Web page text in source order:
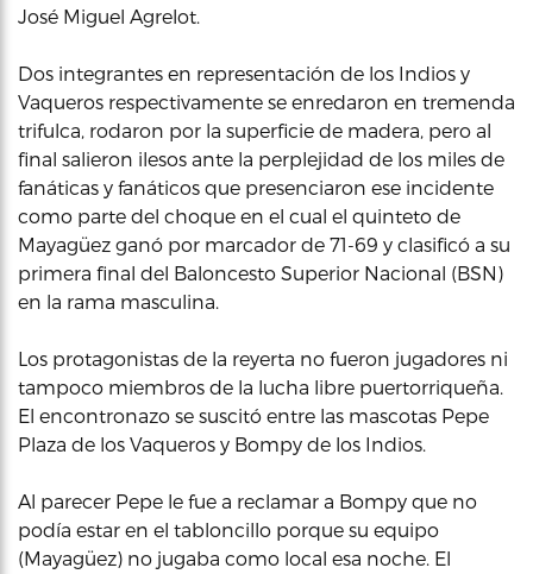
José Miguel Agrelot.
Dos integrantes en representación de los Indios y
Vaqueros respectivamente se enredaron en tremenda
trifulca, rodaron por la superficie de madera, pero al
final salieron ilesos ante la perplejidad de los miles de
fanáticas y fanáticos que presenciaron ese incidente
como parte del choque en el cual el quinteto de
Mayagüez ganó por marcador de 71-69 y clasificó a su
primera final del Baloncesto Superior Nacional (BSN)
en la rama masculina.
Los protagonistas de la reyerta no fueron jugadores ni
tampoco miembros de la lucha libre puertorriqueña.
El encontronazo se suscitó entre las mascotas Pepe
Plaza de los Vaqueros y Bompy de los Indios.
Al parecer Pepe le fue a reclamar a Bompy que no
podía estar en el tabloncillo porque su equipo
(Mayagüez) no jugaba como local esa noche. El